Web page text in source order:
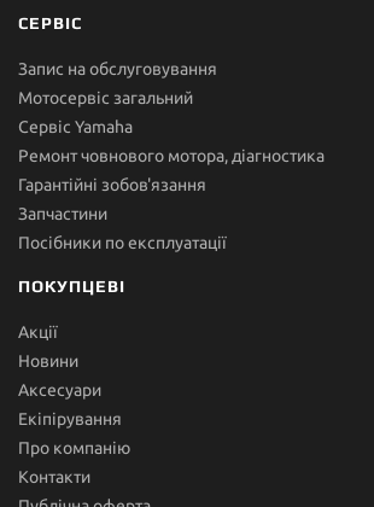
СЕРВІС
Запис на обслуговування
Мотосервіс загальний
Сервіс Yamaha
Ремонт човнового мотора, діагностика
Гарантійні зобов'язання
Запчастини
Посібники по експлуатації
ПОКУПЦЕВІ
Акції
Новини
Аксесуари
Екіпірування
Про компанію
Контакти